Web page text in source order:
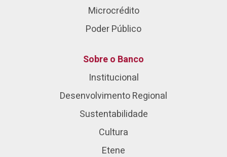
Microcrédito
Poder Público
Sobre o Banco
Institucional
Desenvolvimento Regional
Sustentabilidade
Cultura
Etene